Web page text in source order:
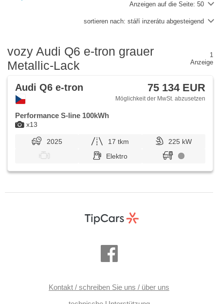
Anzeigen auf die Seite: 50
sortieren nach: stáří inzerátu abgesteigend
vozy Audi Q6 e-tron grauer
Metallic-Lack
1
Anzeige
x13
Audi Q6 e-tron 75 134 EUR
Möglichkeit der MwSt. abzusetzen
Performance S-line 100kWh
2025 17 tkm
225 kW
Elektro
Kontakt / schreiben Sie uns / über uns